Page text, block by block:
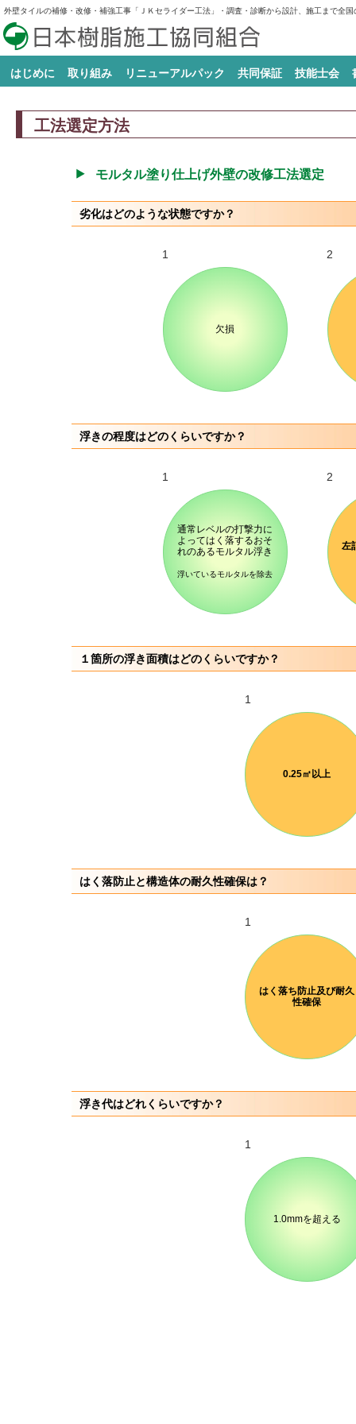
外壁タイルの補修・改修・補強工事「ＪＫセライダー工法」・調査・診断から設計、施工まで全
はじめに 取り組み
の実施協力
リニューアルパック 共同保証 技能士会
工法選定方法
モルタル塗り仕上げ外壁の改修工法選定
劣化はどのような状態ですか？
1
欠損
2
浮きの程度はどのくらいですか？
1
通常レベルの打撃力に
よってはく落するおそ
れのあるモルタル浮き
浮いているモルタルを除去
2
左
１箇所の浮き面積はどのくらいですか？
1
0.25㎡以上
はく落防止と構造体の耐久性確保は？
1
はく落ち防止及び耐久
性確保
浮き代はどれくらいですか？
1
1.0mmを超える